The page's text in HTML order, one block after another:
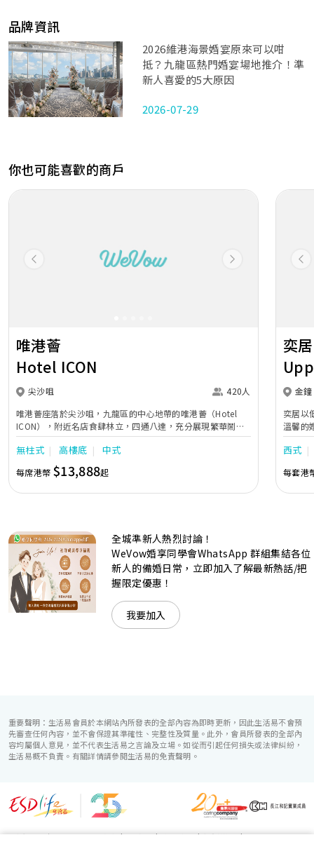
品牌資訊
2026維港海景婚宴原來可以咁
抵？九龍區熱門婚宴場地推介！準
新人喜愛的5大原因
2026-07-29
你也可能喜歡的商戶
Previous Next
唯港薈
Hotel ICON
尖沙咀
420人
唯港薈座落於尖沙咀，九龍區的中心地帶的唯港薈（Hotel
ICON），附近名店食肆林立，四通八達，充分展現繁華鬧巿
中的活力個性，成為一眾準新人舉辦婚宴的熱門之選。專業團
隊由策劃統籌至所有婚宴每個細節，唯港薈都力臻完美，保證
讓您留下獨特的醉人回憶。 擁有時尚高樓頂的Silverbox宴會
廳，配置了全套先進的視聽影音及燈光設備配套，並採用極富
現代時尚感的水晶玻璃燈，演繹出與別不同的經典神韻。不論
準新人的個性及預算﹔保證為您打造夢寐以求的特別日子，令
賓客永誌難忘！
無柱式 高樓底 中式
每席港幣 $13,888起
奕居
金鐘
奕居以
溫馨的
團隊會
西式
每套港
全城準新人熱烈討論！
WeVow婚享同學會WhatsApp 群組集結各位
新人的備婚日常，立即加入了解最新熱話/把
握限定優惠！
我要加入
重要聲明：生活易會員於本網站內所發表的全部內容為即時更新，因此生活易不會預
先審查任何內容，並不會保證其準確性、完整性及質量。此外，會員所發表的全部內
容均屬個人意見，並不代表生活易之言論及立場。如從而引起任何損失或法律糾紛，
生活易概不負責。有關詳情請參閱生活易的免責聲明。
生活易服務範圍 ：電子商貿|IT 方案|廣告宣傳|新婚導航|